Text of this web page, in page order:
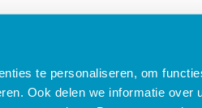
te personaliseren, om
Ook delen we informatie over